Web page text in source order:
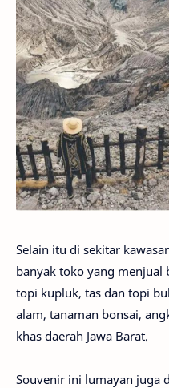
Selain itu di sekitar
banyak toko yang menjual
topi kupluk, tas dan topi
alam, tanaman bonsai,
khas daerah Jawa Barat.
Souvenir ini lumayan juga